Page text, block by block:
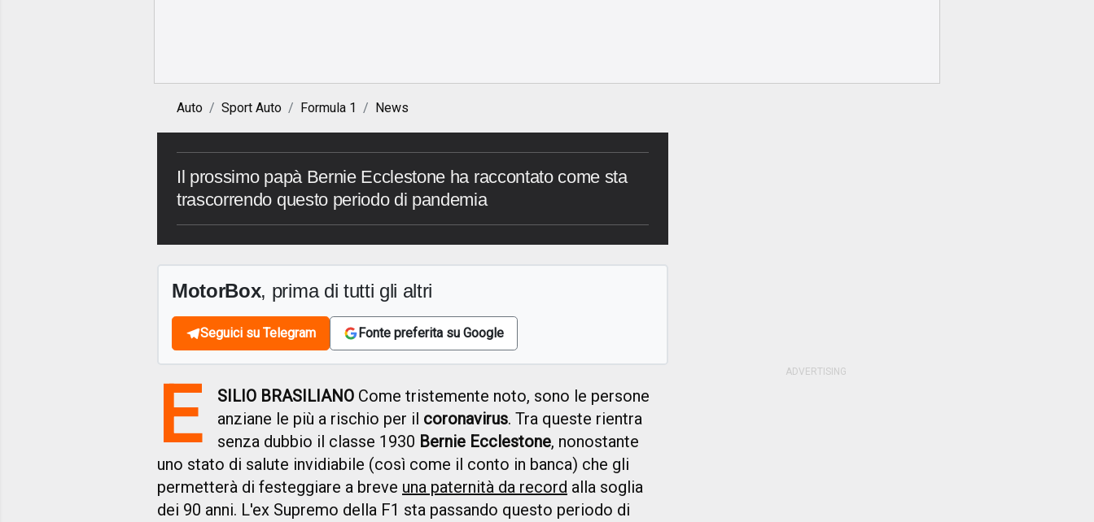
Auto Sport Auto Formula 1 News
Il prossimo papà Bernie Ecclestone ha raccontato come sta
trascorrendo questo periodo di pandemia
MotorBox, prima di tutti gli altri
Seguici su Telegram Fonte preferita su Google
E SILIO BRASILIANO Come tristemente noto, sono le persone
anziane le più a rischio per il coronavirus. Tra queste rientra
senza dubbio il classe 1930 Bernie Ecclestone, nonostante
uno stato di salute invidiabile (così come il conto in banca) che gli
permetterà di festeggiare a breve una paternità da record alla soglia
dei 90 anni. L'ex Supremo della F1 sta passando questo periodo di